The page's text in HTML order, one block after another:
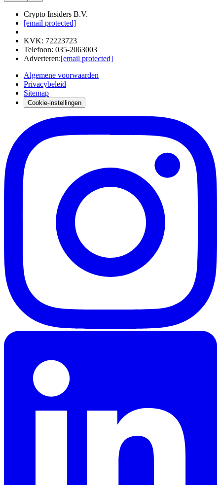
Crypto Insiders B.V.
[email protected]
KVK: 72223723
Telefoon: 035-2063003
Adverteren:[email protected]
Algemene voorwaarden
Privacybeleid
Sitemap
Cookie-instellingen